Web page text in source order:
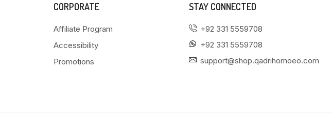
CORPORATE
Affiliate Program
Accessibility
Promotions
STAY CONNECTED
+92 331 5559708
+92 331 5559708
support@shop.qadrihomoeo.com